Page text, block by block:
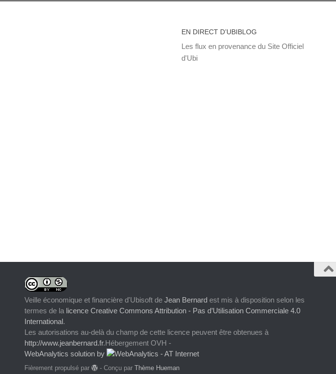
EN DIRECT D’UBIBLOG
Les flux en provenance du Site Officiel
d'Ubi
Veille économique et financière d'Ubisoft de Jean Bernard est mis à disposition selon les
termes de la licence Creative Commons Attribution - Pas d’Utilisation Commerciale 4.0
International.
Les autorisations au-delà du champ de cette licence peuvent être obtenues à
http://www.jeanbernard.fr.Hébergement OVH -
WebAnalytics solution by
Fièrement propulsé par - Conçu parThème Hueman